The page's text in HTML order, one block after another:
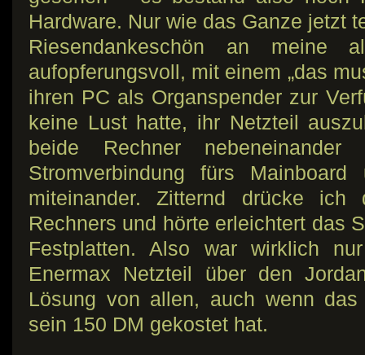
Hardware. Nur wie das Ganze jetzt
Riesendankeschön an meine
aufopferungsvoll, mit einem „das
ihren PC als Organspender zur
keine Lust hatte, ihr Netzteil
beide Rechner
Stromverbindung fürs
miteinander. Zitternd drücke ich
Rechners und hörte erleichtert das
Festplatten. Also war wirklich
Enermax Netzteil über den
Lösung von allen, auch wenn
sein 150 DM gekostet hat.